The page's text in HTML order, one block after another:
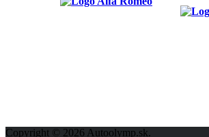
Copyright © 2026 Autoolymp.sk.